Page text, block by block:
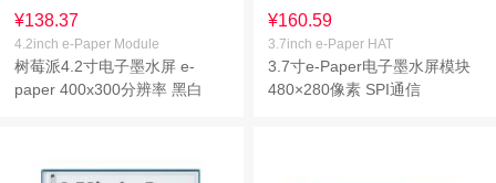
¥138.37
4.2inch e-Paper Module
树莓派4.2寸电子墨水屏 e-
paper 400x300分辨率 黑白
¥160.59
3.7inch e-Paper HAT
3.7寸e-Paper电子墨水屏模块
480×280像素 SPI通信